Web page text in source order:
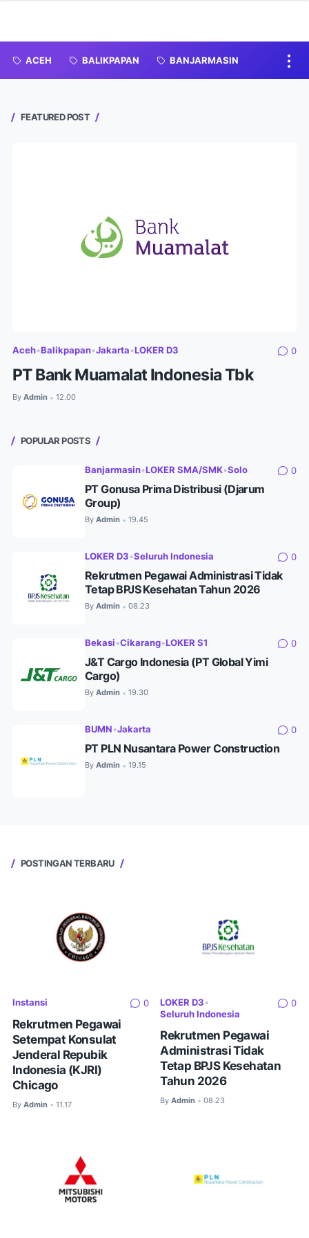
ACEH BALIKPAPAN BANJARMASIN
FEATURED POST
Aceh•Balikpapan•Jakarta •LOKER D3 0
PT Bank Muamalat Indonesia Tbk
By Admin • 12.00
POPULAR POSTS
Banjarmasin•LOKER SMA/SMK•Solo 0
PT Gonusa Prima Distribusi (Djarum
Group)
By Admin • 19.45
LOKER D3 •Seluruh Indonesia 0
Rekrutmen Pegawai Administrasi Tidak
Tetap BPJS Kesehatan Tahun 2026
By Admin • 08.23
Bekasi •Cikarang•LOKER S1 0
J&T Cargo Indonesia (PT Global Yimi
Cargo)
By Admin • 19.30
BUMN •Jakarta 0
PT PLN Nusantara Power Construction
By Admin • 19.15
POSTINGAN TERBARU
Instansi 0
Rekrutmen Pegawai
Setempat Konsulat
Jenderal Repubik
Indonesia (KJRI)
Chicago
By Admin • 11.17
LOKER D3 •
Seluruh Indonesia
0
Rekrutmen Pegawai
Administrasi Tidak
Tetap BPJS Kesehatan
Tahun 2026
By Admin • 08.23